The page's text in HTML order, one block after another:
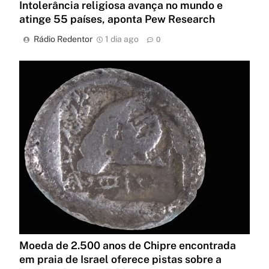
Intolerância religiosa avança no mundo e
atinge 55 países, aponta Pew Research
Rádio Redentor 1 dia ago 0
Moeda de 2.500 anos de Chipre encontrada
em praia de Israel oferece pistas sobre a